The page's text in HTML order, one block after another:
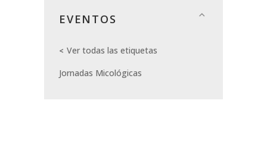
EVENTOS
Ver todas las etiquetas
Jornadas Micológicas